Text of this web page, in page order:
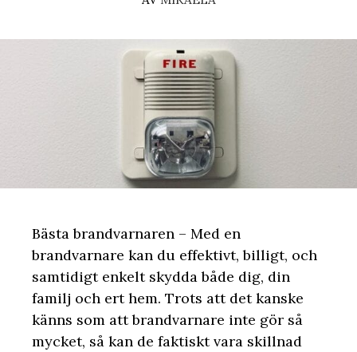
Bästa brandvarnaren – Med en
brandvarnare kan du effektivt, billigt, och
samtidigt enkelt skydda både dig, din
familj och ert hem. Trots att det kanske
känns som att brandvarnare inte gör så
mycket, så kan de faktiskt vara skillnad